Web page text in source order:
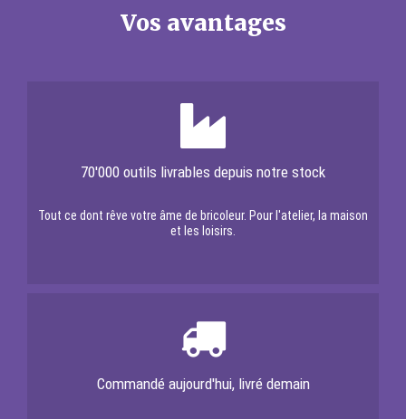
Vos avantages
70'000 outils livrables depuis notre stock
Tout ce dont rêve votre âme de bricoleur. Pour l'atelier, la maison
et les loisirs.
Commandé aujourd'hui, livré demain